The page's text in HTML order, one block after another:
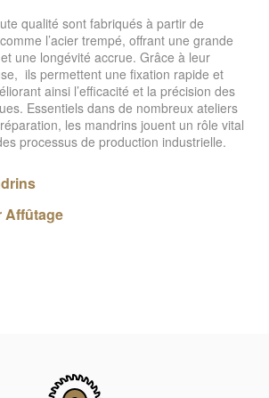
qualité sont fabriqués à partir de
l’acier trempé, offrant une grande
une longévité accrue. Grâce à leur
ils permettent une fixation rapide et
ainsi l’efficacité et la précision des
Essentiels dans de nombreux ateliers
les mandrins jouent un rôle vital
processus de production industrielle.
Affûtage